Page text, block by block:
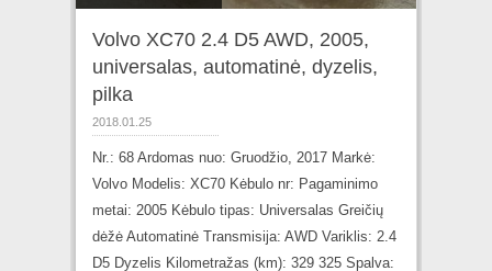
Volvo XC70 2.4 D5 AWD, 2005,
universalas, automatinė, dyzelis,
pilka
2018.01.25
Nr.: 68 Ardomas nuo: Gruodžio, 2017 Markė:
Volvo Modelis: XC70 Kėbulo nr: Pagaminimo
metai: 2005 Kėbulo tipas: Universalas Greičių
dėžė Automatinė Transmisija: AWD Variklis: 2.4
D5 Dyzelis Kilometražas (km): 329 325 Spalva: